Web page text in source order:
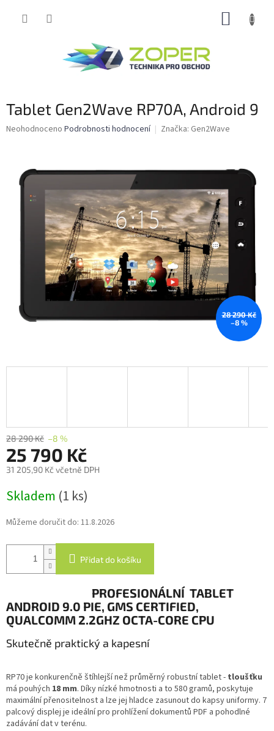
Tablet Gen2Wave RP70A, Android 9
Průměrné
Neohodnoceno Podrobnosti hodnocení Značka: Gen2Wave
28 290 Kč
–8 %
28 290 Kč –8 %
25 790 Kč
31 205,90 Kč včetně DPH
cena:
Skladem (1 ks)
Můžeme doručit do: 11.8.2026
Přidat do košíku
PROFESIONÁLNÍ TABLET
ANDROID 9.0 PIE, GMS CERTIFIED,
QUALCOMM 2.2GHZ OCTA-CORE CPU
Skutečně praktický a kapesní
RP70 je konkurenčně štíhlejší než průměrný robustní tablet - tloušťku
má pouhých 18 mm. Díky nízké hmotnosti a to 580 gramů, poskytuje
maximální přenositelnost a lze jej hladce zasunout do kapsy uniformy. 7
palcový displej je ideální pro prohlížení dokumentů PDF a pohodlné
zadávání dat v terénu.